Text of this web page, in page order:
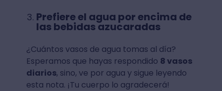
Prefiere el agua por encima de
las bebidas azucaradas
¿Cuántos vasos de agua tomas al día?
Esperamos que hayas respondido 8 vasos
diarios, sino, ve por agua y sigue leyendo
esta nota. ¡Tu cuerpo lo agradecerá!